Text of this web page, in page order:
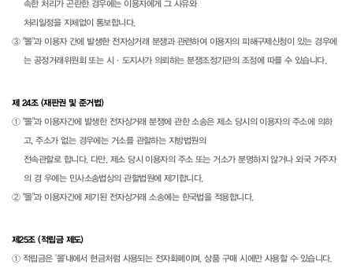
속한 처리가 곤란한 경우에는 이용자에게 그 사유와
처리일정을 지체없이 통보합니다.
③ "몰"과 이용자 간에 발생한 전자상거래 분쟁과 관련하여 이용자의 피해구제신청이 있는 경우에
는 공정거래위원회 또는 시·도지사가 의뢰하는 분쟁조정기관의 조정에 따를 수 있습니다.
제 24조 (재판권 및 준거법)
① "몰"과 이용자간에 발생한 전자상거래 분쟁에 관한 소송은 제소 당시의 이용자의 주소에 의하
고, 주소가 없는 경우에는 거소를 관할하는 지방법원의
전속관할로 합니다. 다만, 제소 당시 이용자의 주소 또는 거소가 분명하지 않거나 외국 거주자
의 경 우에는 민사소송법상의 관할법원에 제기합니다.
② "몰"과 이용자간에 제기된 전자상거래 소송에는 한국법을 적용합니다.
제25조 (적립금 제도)
① 적립금은 '몰'내에서 현금처럼 사용되는 전자화폐이며, 상품 구매 시에만 사용할 수 있습니다.